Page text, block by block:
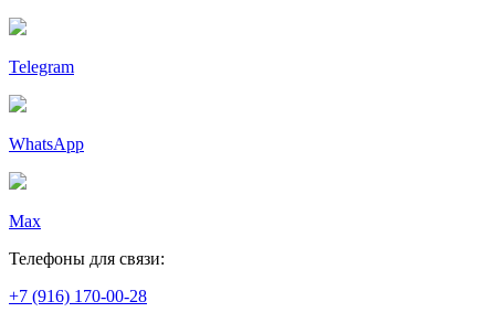
Telegram
WhatsApp
Max
Телефоны для связи:
+7 (916) 170-00-28